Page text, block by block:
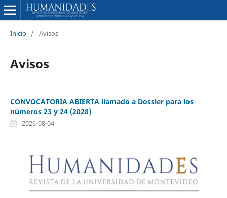
Inicio / Avisos
Avisos
CONVOCATORIA ABIERTA llamado a Dossier para los
números 23 y 24 (2028)
2026-08-04